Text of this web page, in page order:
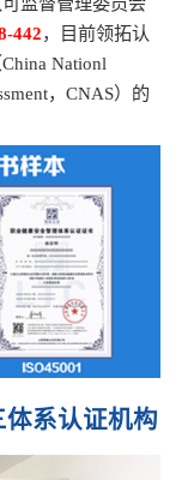
442，目前领拓认
Nationl
，CNAS）的
系认证机构